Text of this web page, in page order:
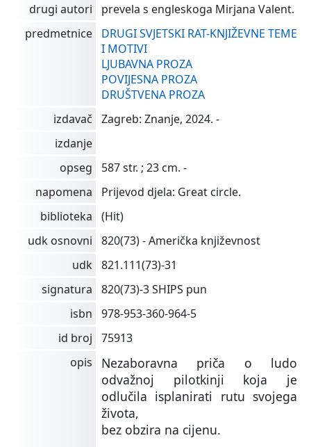
drugi autori
prevela s engleskoga Mirjana Valent.
predmetnice
DRUGI SVJETSKI RAT-KNJIŽEVNE TEME
I MOTIVI
LJUBAVNA PROZA
POVIJESNA PROZA
DRUŠTVENA PROZA
izdavač
Zagreb: Znanje, 2024. -
izdanje
opseg
587 str. ; 23 cm. -
napomena
Prijevod djela: Great circle.
biblioteka
(Hit)
udk osnovni
820(73) - Američka književnost
udk 821.111(73)-31
signatura
820(73)-3 SHIPS pun
isbn
978-953-360-964-5
id broj
75913
opis
Nezaboravna priča o ludo
odvažnoj pilotkinji koja je
odlučila isplanirati rutu svojega
života,
bez obzira na cijenu.